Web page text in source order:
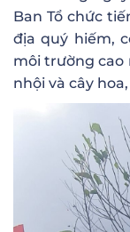
Ban Tổ chức
địa quý hiếm,
môi trường cao
nhội và cây